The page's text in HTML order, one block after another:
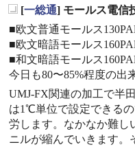
[一総通] モールス電信
■欧文普通モールス
■欧文暗語モールス
■和文暗語モールス
今日も80〜85%程度の出
UMJ-FX関連の加工で半
は1℃単位で設定できる
労します。なかなか難し
ニルが縮んでいきます。